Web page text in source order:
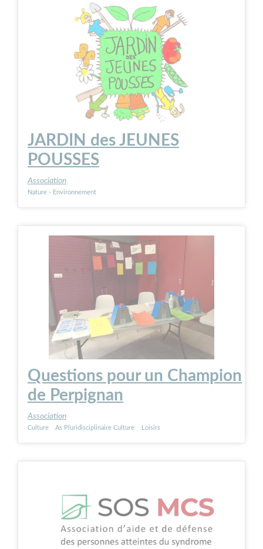
JARDIN des JEUNES
POUSSES
Association
Nature - Environnement
Questions pour un Champion
de Perpignan
Association
Culture As Pluridisciplinaire Culture Loisirs